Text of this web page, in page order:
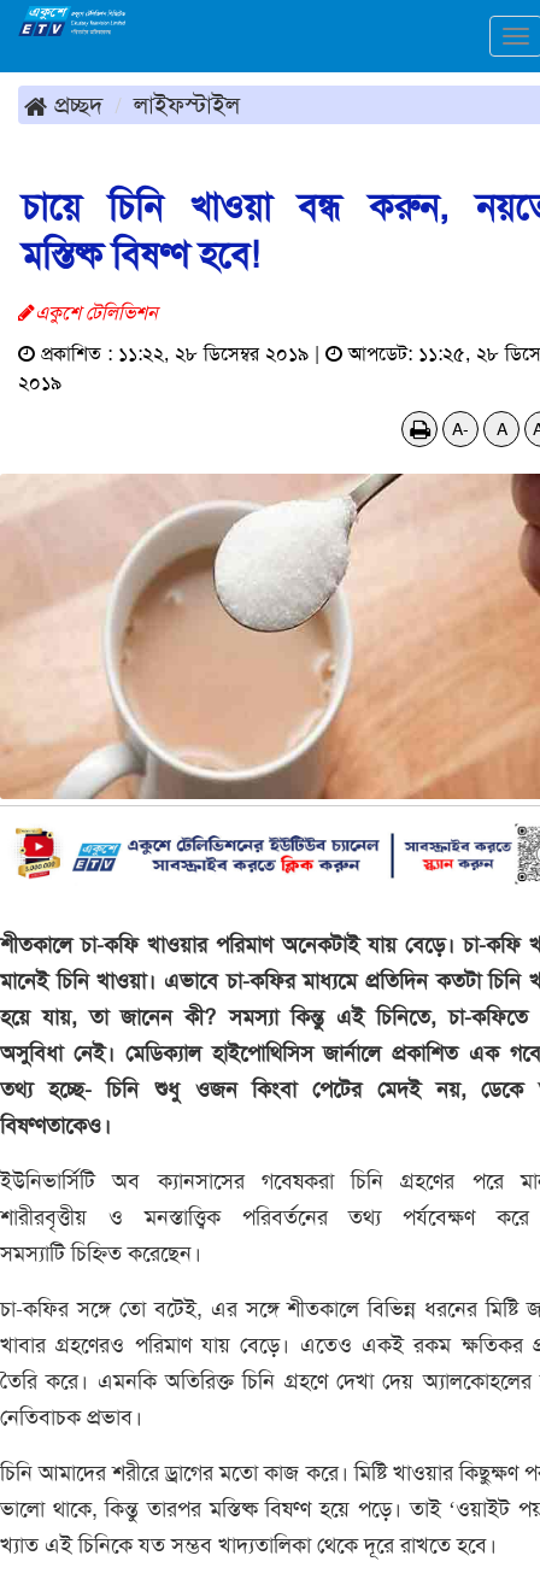
প্রচ্ছদ লাইফস্টাইল
চায়ে চিনি খাওয়া বন্ধ করুন,
মস্তিষ্ক বিষণ্ণ হবে!
একুশে টেলিভিশন
প্রকাশিত : ১১:২২, ২৮ ডিসেম্বর ২০১৯ |
আপডেট: ১১:২৫, ২৮
২০১৯
A- A
শীতকালে চা-কফি খাওয়ার পরিমাণ অনেকটাই যায় বেড়ে। চা-কফি
মানেই চিনি খাওয়া। এভাবে চা-কফির মাধ্যমে প্রতিদিন কতটা চিনি
হয়ে যায়, তা জানেন কী? সমস্যা কিন্তু এই চিনিতে, চা-
অসুবিধা নেই। মেডিক্যাল হাইপোথিসিস জার্নালে প্রকাশিত এক
তথ্য হচ্ছে- চিনি শুধু ওজন কিংবা পেটের মেদই নয়, ডেকে
বিষণ্ণতাকেও।
ইউনিভার্সিটি অব ক্যানসাসের গবেষকরা চিনি গ্রহণের পরে
শারীরবৃত্তীয় ও মনস্তাত্ত্বিক পরিবর্তনের তথ্য পর্যবেক্ষণ
সমস্যাটি চিহ্নিত করেছেন।
চা-কফির সঙ্গে তো বটেই, এর সঙ্গে শীতকালে বিভিন্ন ধরনের মিষ্টি
খাবার গ্রহণেরও পরিমাণ যায় বেড়ে। এতেও একই রকম ক্ষতিকর
তৈরি করে। এমনকি অতিরিক্ত চিনি গ্রহণে দেখা দেয়
নেতিবাচক প্রভাব।
চিনি আমাদের শরীরে ড্রাগের মতো কাজ করে। মিষ্টি খাওয়ার কিছুক্ষণ
ভালো থাকে, কিন্তু তারপর মস্তিষ্ক বিষণ্ণ হয়ে পড়ে। তাই ‘ওয়াইট
খ্যাত এই চিনিকে যত সম্ভব খাদ্যতালিকা থেকে দূরে রাখতে হবে।